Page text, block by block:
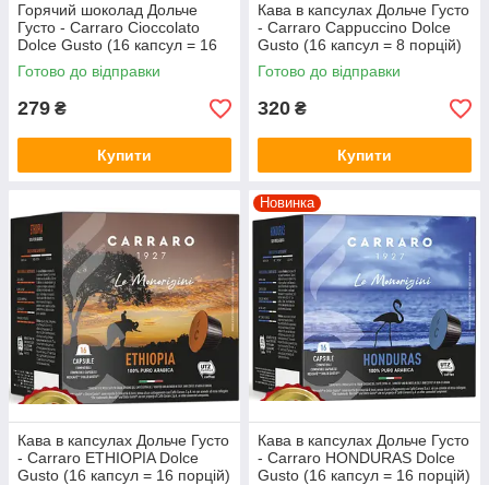
Горячий шоколад Дольче
Густо - Carraro Cioccolato
Dolce Gusto (16 капсул = 16
порцій)
Готово до відправки
279 ₴
Купити
Кава в капсулах Дольче Густо
- Carraro Cappuccino Dolce
Gusto (16 капсул = 8 порцій)
Готово до відправки
320 ₴
Купити
Кава в капсулах Дольче Густо
- Carraro ETHIOPIA Dolce
Gusto (16 капсул = 16 порцій)
Новинка
Кава в капсулах Дольче Густо
- Carraro HONDURAS Dolce
Gusto (16 капсул = 16 порцій)